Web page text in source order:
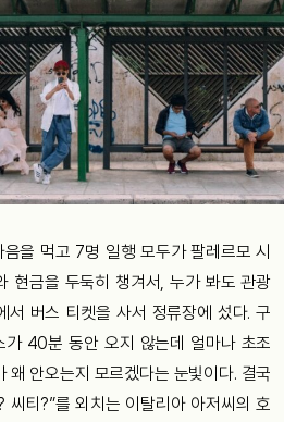
을 먹고 7명 일행 모두가 팔레르모 시
현금을 두둑히 챙겨서, 누가 봐도 관광
서 버스 티켓을 사서 정류장에 섰다. 구
가 40분 동안 오지 않는데 얼마나 초조
왜 안오는지 모르겠다는 눈빛이다. 결국
씨티?”를 외치는 이탈리아 아저씨의 호